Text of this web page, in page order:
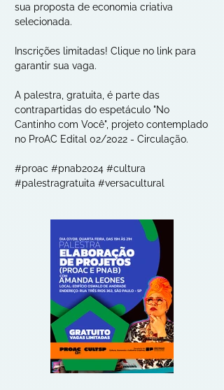
sua proposta de economia criativa
selecionada.
Inscrições limitadas! Clique no link para
garantir sua vaga.
A palestra, gratuita, é parte das
contrapartidas do espetáculo "No
Cantinho com Você", projeto contemplado
no ProAC Edital 02/2022 - Circulação.
#proac #pnab2024 #cultura
#palestragratuita #versacultural